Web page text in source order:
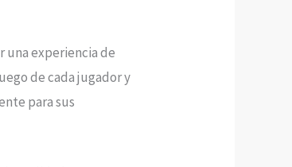
una experiencia de
de cada jugador y
para sus